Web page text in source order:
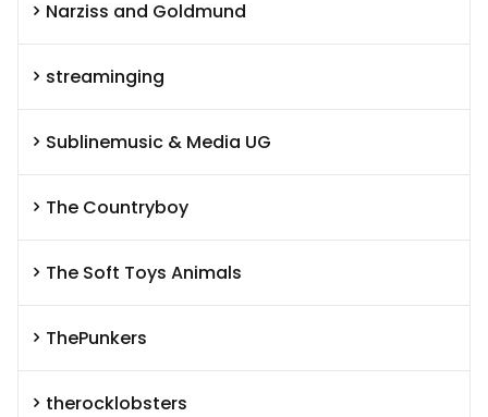
Narziss and Goldmund
streaminging
Sublinemusic & Media UG
The Countryboy
The Soft Toys Animals
ThePunkers
therocklobsters